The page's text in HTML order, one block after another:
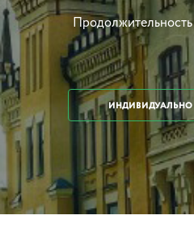
ИНДИВИДУАЛЬНО